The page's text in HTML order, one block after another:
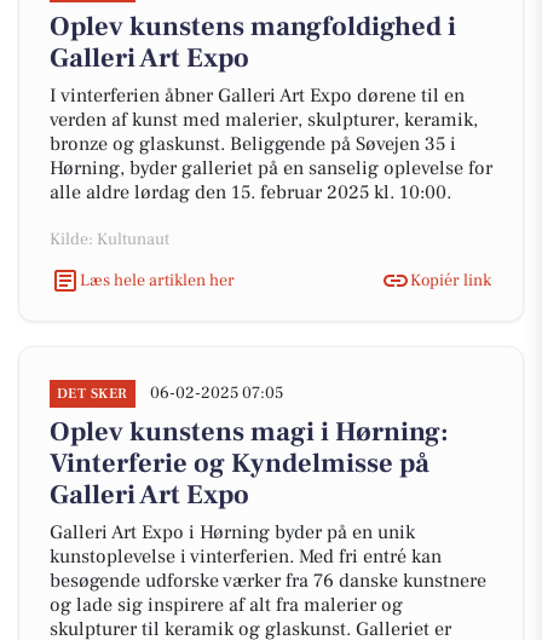
Oplev kunstens mangfoldighed i
Galleri Art Expo
I vinterferien åbner Galleri Art Expo dørene til en
verden af kunst med malerier, skulpturer, keramik,
bronze og glaskunst. Beliggende på Søvejen 35 i
Hørning, byder galleriet på en sanselig oplevelse for
alle aldre lørdag den 15. februar 2025 kl. 10:00.
Kilde: Kultunaut
Læs hele artiklen her
Kopiér link
DET SKER 06-02-2025 07:05
Oplev kunstens magi i Hørning:
Vinterferie og Kyndelmisse på
Galleri Art Expo
Galleri Art Expo i Hørning byder på en unik
kunstoplevelse i vinterferien. Med fri entré kan
besøgende udforske værker fra 76 danske kunstnere
og lade sig inspirere af alt fra malerier og
skulpturer til keramik og glaskunst. Galleriet er